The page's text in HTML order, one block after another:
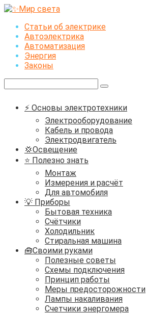
Перейти
контентуСтатьи об электрике
Автоэлектрика
Автоматизация
Энергия
Законы
⚡ Основы электротехники
Электрооборудование
Кабель и провода
Электродвигатель
💢Освещение
⭐ Полезно знать
Монтаж
Измерения и расчёт
Для автомобиля
💡 Приборы
Бытовая техника
Счётчики
Холодильник
Стиральная машина
🧰Своими руками
Полезные советы
Схемы подключения
Принцип работы
Меры предосторожности
Лампы накаливания
Счетчики энергомера